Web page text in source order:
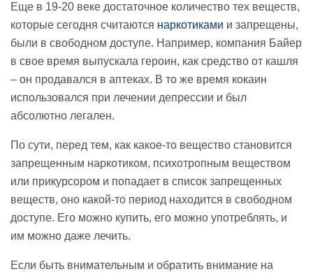
Еще в 19-20 веке достаточное количество тех веществ,
которые сегодня считаются наркотиками и запрещены,
были в свободном доступе. Например, компания Байер
в свое время выпускала героин, как средство от кашля
– он продавался в аптеках. В то же время кокаин
использовался при лечении депрессии и был
абсолютно легален.
По сути, перед тем, как какое-то вещество становится
запрещенным наркотиком, психотропным веществом
или прикурсором и попадает в список запрещенных
веществ, оно какой-то период находится в свободном
доступе. Его можно купить, его можно употреблять, и
им можно даже лечить.
Если быть внимательным и обратить внимание на